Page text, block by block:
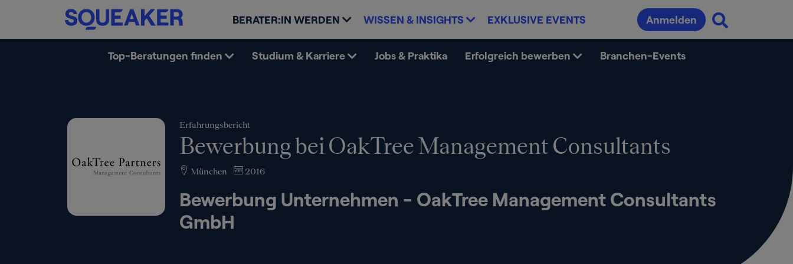
BERATER:IN WERDEN WISSEN & INSIGHTS EXKLUSIVE EVENTS Anmelden
Top-Beratungen finden Studium & Karriere Jobs & Praktika Erfolgreich bewerben Branchen-Events
Erfahrungsbericht
Bewerbung bei OakTree Management Consultants
München 2016
Bewerbung Unternehmen - OakTree Management Consultants
GmbH